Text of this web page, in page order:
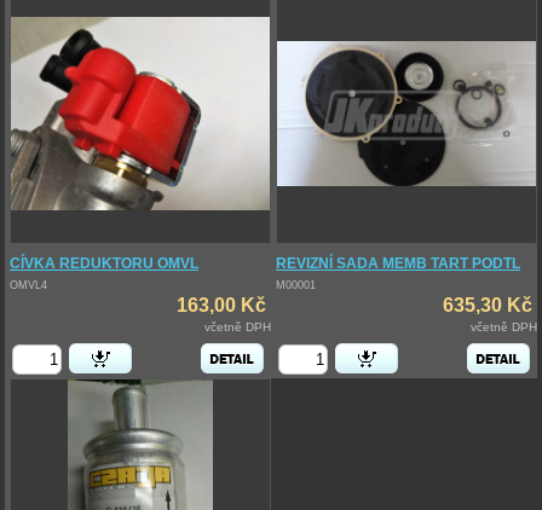
CÍVKA REDUKTORU OMVL
OMVL4
163,00 Kč
včetně DPH
REVIZNÍ SADA MEMB TART PODTL
M00001
635,30 Kč
včetně DPH